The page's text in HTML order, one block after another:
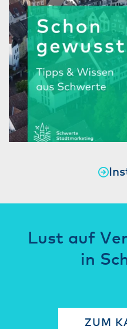
Lust auf
in
ZUM